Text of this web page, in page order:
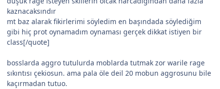
kaznacaksındır
mt baz alarak fikirlerimi söyledim en başındada söylediğim
gibi hiç prot oynamadım oynaması gerçek dikkat istiyen bir
class[/quote]
bosslarda aggro tutulurda moblarda tutmak zor warile rage
sıkıntısı çekiosun. ama pala öle deil 20 mobun aggrosunu bile
kaçırmadan tutuo.